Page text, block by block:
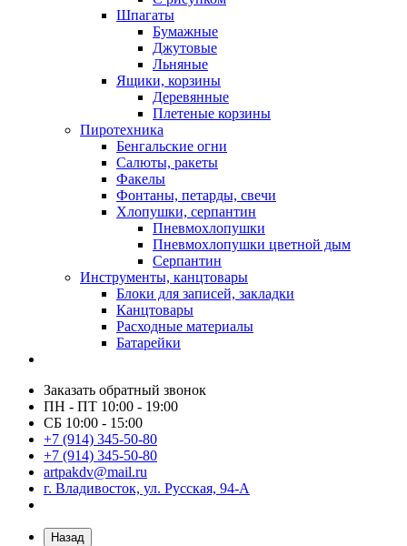
Шпагаты
Бумажные
Джутовые
Льняные
Ящики, корзины
Деревянные
Плетеные корзины
Пиротехника
Бенгальские огни
Салюты, ракеты
Факелы
Фонтаны, петарды, свечи
Хлопушки, серпантин
Пневмохлопушки
Пневмохлопушки цветной дым
Серпантин
Инструменты, канцтовары
Блоки для записей, закладки
Канцтовары
Расходные материалы
Батарейки
Заказать обратный звонок
ПН - ПТ 10:00 - 19:00
СБ 10:00 - 15:00
+7 (914) 345-50-80
+7 (914) 345-50-80
artpakdv@mail.ru
г. Владивосток, ул. Русская, 94-А
Назад